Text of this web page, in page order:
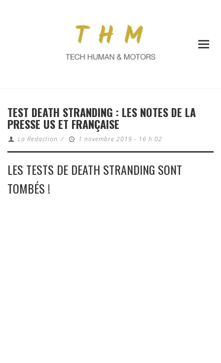
TEST DEATH STRANDING : LES NOTES DE LA
PRESSE US ET FRANÇAISE
La Redaction / 1 novembre 2019 - 16 h 02
LES TESTS DE DEATH STRANDING SONT
TOMBÉS !